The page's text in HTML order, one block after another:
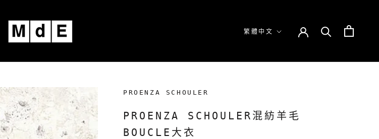
語
繁體中文
PROENZA SCHOULER
PROENZA SCHOULER混紡羊毛
BOUCLE大衣